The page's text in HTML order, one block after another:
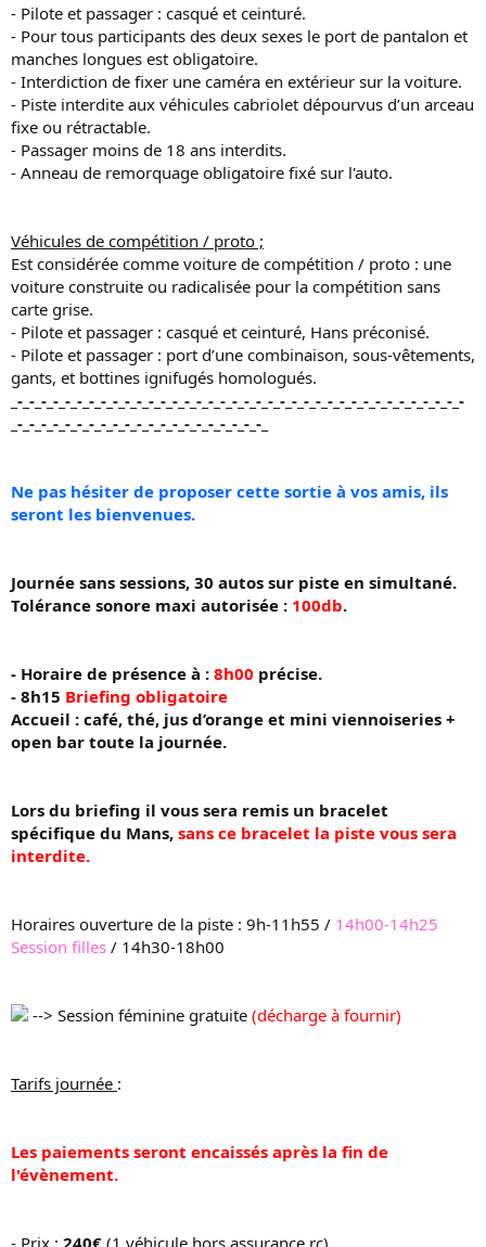
- Pilote et passager : casqué et ceinturé.
- Pour tous participants des deux sexes le port de pantalon et
manches longues est obligatoire.
- Interdiction de fixer une caméra en extérieur sur la voiture.
- Piste interdite aux véhicules cabriolet dépourvus d’un arceau
fixe ou rétractable.
- Passager moins de 18 ans interdits.
- Anneau de remorquage obligatoire fixé sur l'auto.
Véhicules de compétition / proto ;
Est considérée comme voiture de compétition / proto : une
voiture construite ou radicalisée pour la compétition sans
carte grise.
- Pilote et passager : casqué et ceinturé, Hans préconisé.
- Pilote et passager : port d’une combinaison, sous-vêtements,
gants, et bottines ignifugés homologués.
_-_-_-_-_-_-_-_-_-_-_-_-_-_-_-_-_-_-_-_-_-_-_-_-_-_-_-_-_-_-_-_-_-_-_-_-_-_-
_-_-_-_-_-_-_-_-_-_-_-_-_-_-_-_-_-_-_-_-_-_
Ne pas hésiter de proposer cette sortie à vos amis, ils
seront les bienvenues.
Journée sans sessions, 30 autos sur piste en simultané.
Tolérance sonore maxi autorisée : 100db.
- Horaire de présence à : 8h00 précise.
- 8h15 Briefing obligatoire
Accueil : café, thé, jus d’orange et mini viennoiseries +
open bar toute la journée.
Lors du briefing il vous sera remis un bracelet
spécifique du Mans, sans ce bracelet la piste vous sera
interdite.
Horaires ouverture de la piste : 9h-11h55 / 14h00-14h25
Session filles / 14h30-18h00
--> Session féminine gratuite (décharge à fournir)
Tarifs journée :
Les paiements seront encaissés après la fin de
l'évènement.
- Prix : 240€ (1 véhicule hors assurance rc)